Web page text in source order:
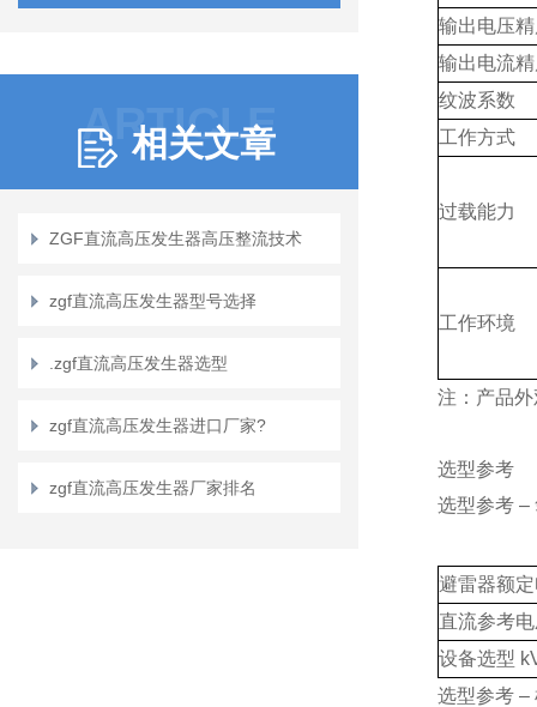
ARTICLE
相关文章
ZGF直流高压发生器高压整流技术
zgf直流高压发生器型号选择
.zgf直流高压发生器选型
zgf直流高压发生器进口厂家?
zgf直流高压发生器厂家排名
输出电压
输出电流
纹波系数
工作方式
过载能力
工作环境
注：产品
选型参考
选型参考 –
避雷器额
直流参考
设备选型
选型参考 –